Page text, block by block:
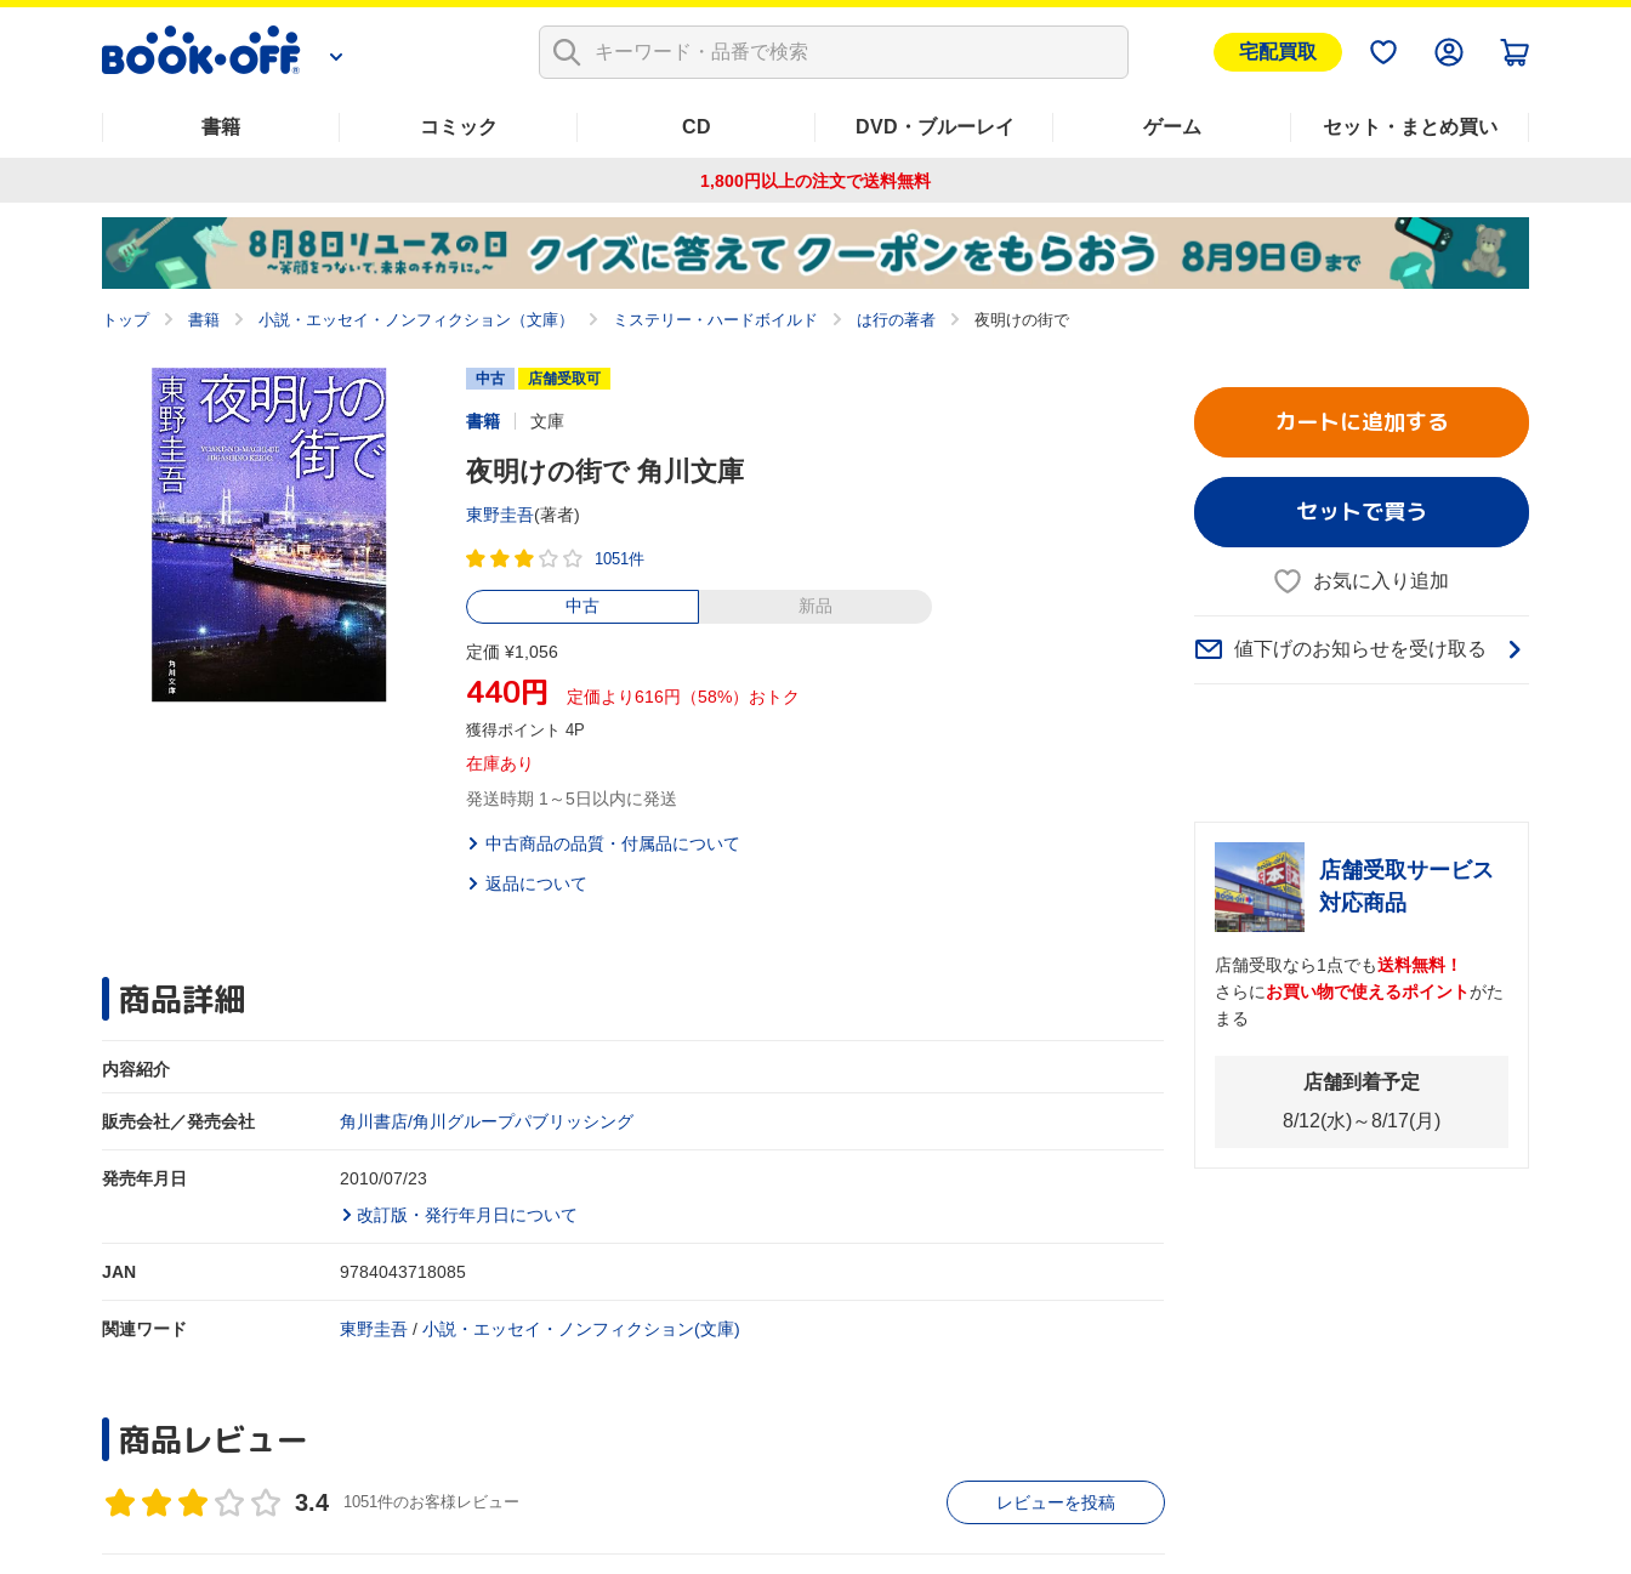
宅配買取
書籍 コミック CD DVD・ブルーレイ ゲーム セット・まとめ買い
1,800円以上の注文で送料無料
トップ 書籍 小説・エッセイ・ノンフィクション（文庫） ミステリー・ハードボイルド は行の著者 夜明けの街で
中古 店舗受取可
書籍 文庫
夜明けの街で 角川文庫
東野圭吾(著者)
1051件
中古 新品
定価 ¥1,056
440円 定価より616円（58%）おトク
獲得ポイント 4P
在庫あり
発送時期 1～5日以内に発送
中古商品の品質・付属品について
返品について
商品詳細
内容紹介
販売会社／発売会社 角川書店/角川グループパブリッシング
発売年月日
2010/07/23
改訂版・発行年月日について
JAN 9784043718085
関連ワード 東野圭吾 / 小説・エッセイ・ノンフィクション(文庫)
カートに追加する
セットで買う
お気に入り追加
値下げのお知らせを受け取る
店舗受取サービス
対応商品
店舗受取なら1点でも送料無料！
さらにお買い物で使えるポイントがた
まる
店舗到着予定
8/12(水)～8/17(月)
商品レビュー
3.4 1051件のお客様レビュー レビューを投稿